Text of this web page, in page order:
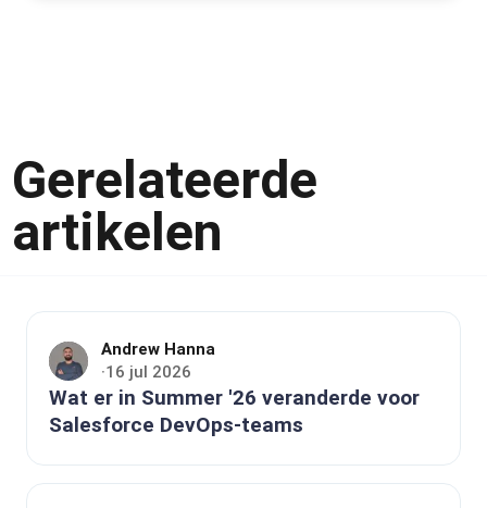
Gerelateerde
artikelen
Andrew Hanna
·16 jul 2026
Wat er in Summer '26 veranderde voor
Salesforce DevOps-teams